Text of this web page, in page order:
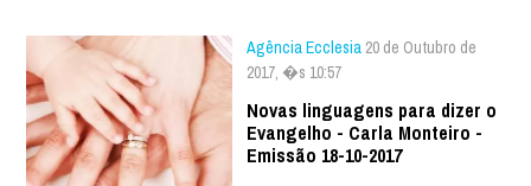
Agência Ecclesia 20 de Outubro de
2017, �s 10:57
Novas linguagens para dizer o
Evangelho - Carla Monteiro -
Emissão 18-10-2017